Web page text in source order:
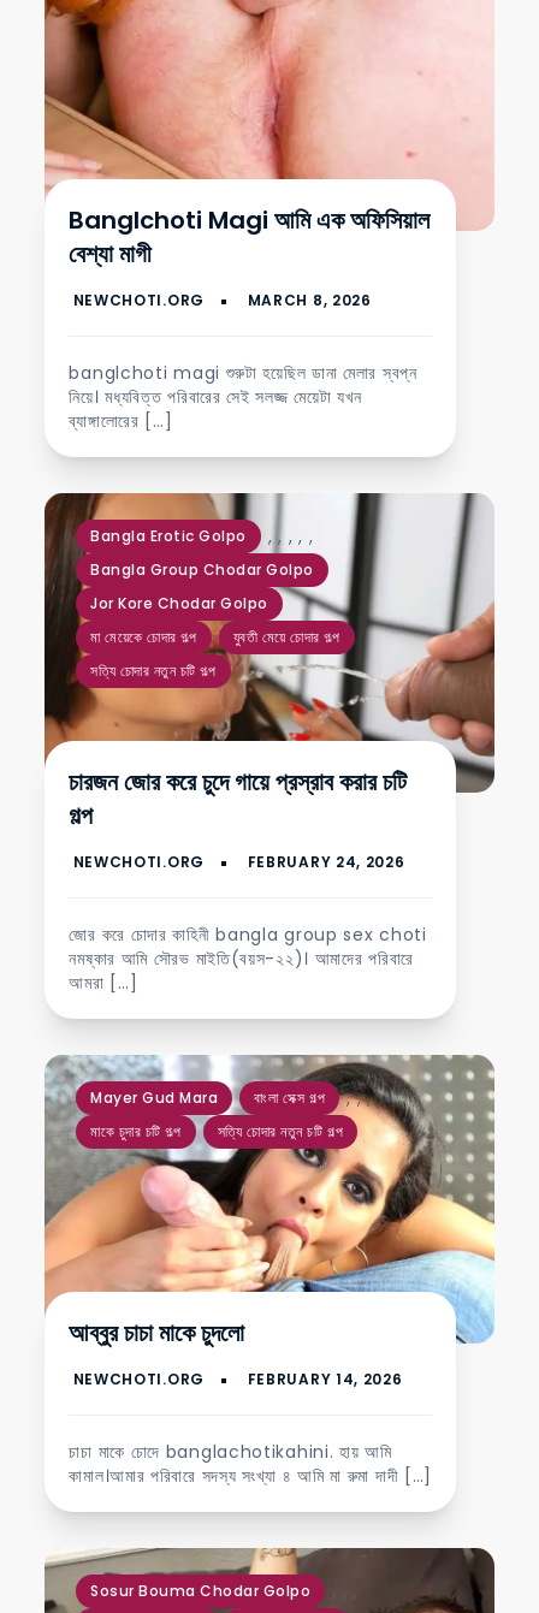
Banglchoti Magi আমি এক অফিসিয়াল
বেশ্যা মাগী
banglchoti magi শুরুটা হয়েছিল ডানা মেলার স্বপ্ন
নিয়ে। মধ্যবিত্ত পরিবারের সেই সলজ্জ মেয়েটা যখন
ব্যাঙ্গালোরের […]
Bangla Erotic Golpo ,
Bangla Group Chodar Golpo
,
Jor Kore Chodar Golpo
,
মা মেয়েকে চোদার গল্প
,
যুবতী মেয়ে চোদার গল্প
,
সত্যি চোদার নতুন চটি গল্প
চারজন জোর করে চুদে গায়ে প্রস্রাব করার চটি
গল্প
জোর করে চোদার কাহিনী bangla group sex choti
নমষ্কার আমি সৌরভ মাইতি(বয়স-২২)। আমাদের পরিবারে
আমরা […]
Mayer Gud Mara ,
বাংলা সেক্স গল্প ,
মাকে চুদার চটি গল্প
,
সত্যি চোদার নতুন চটি গল্প
আব্বুর চাচা মাকে চুদলো
চাচা মাকে চোদে banglachotikahini. হায় আমি
কামাল।আমার পরিবারে সদস্য সংখ্যা ৪ আমি মা রুমা দাদী […]
Sosur Bouma Chodar Golpo , ,,